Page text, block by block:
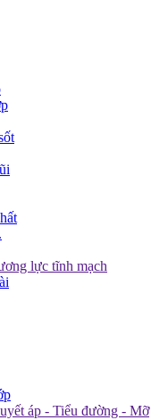
lực tĩnh mạch
áp - Tiểu đường - Mỡ